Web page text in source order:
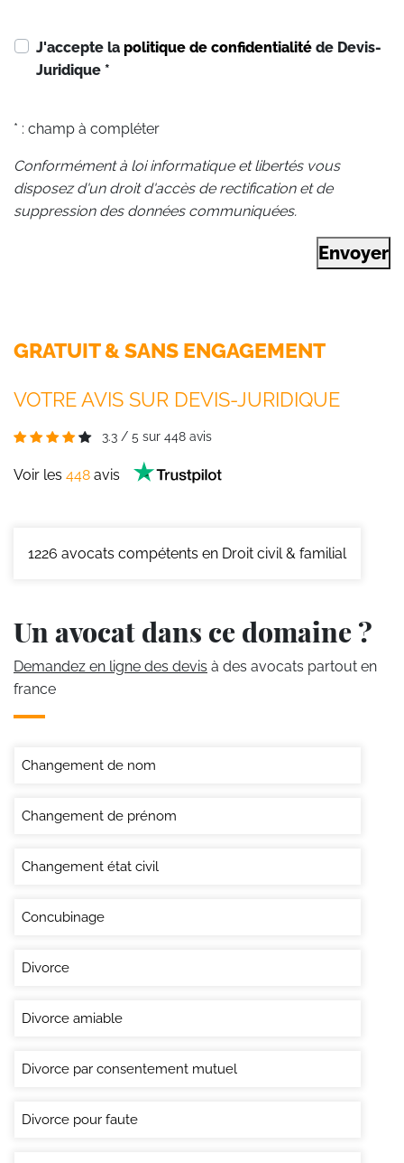
J'accepte la politique de confidentialité de Devis-
Juridique *
* : champ à compléter
Conformément à loi informatique et libertés vous
disposez d'un droit d'accès de rectification et de
suppression des données communiquées.
Envoyer
GRATUIT & SANS ENGAGEMENT
VOTRE AVIS SUR DEVIS-JURIDIQUE
3.3 / 5 sur 448 avis
Voir les 448 avis
1226 avocats compétents en Droit civil & familial
Un avocat dans ce domaine ?
Demandez en ligne des devis à des avocats partout en
france
Changement de nom
Changement de prénom
Changement état civil
Concubinage
Divorce
Divorce amiable
Divorce par consentement mutuel
Divorce pour faute